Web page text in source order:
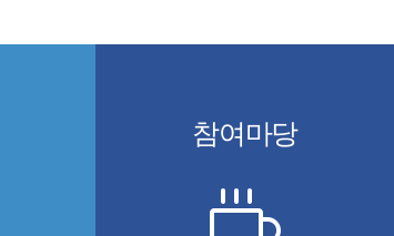
참여마당